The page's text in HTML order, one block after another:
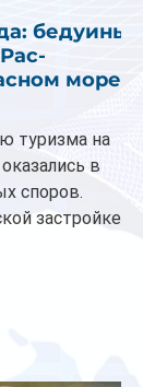
бедуины
море
туризма на
в
споров.
застройке